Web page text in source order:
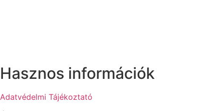
Hasznos információk
Adatvédelmi Tájékoztató